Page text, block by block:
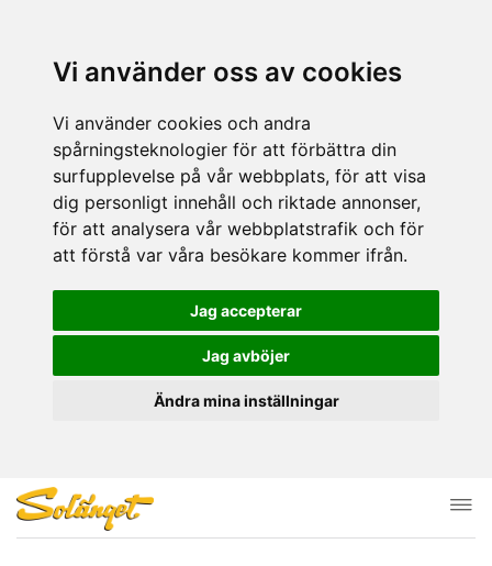
Vi använder oss av cookies
Vi använder cookies och andra
spårningsteknologier för att förbättra din
surfupplevelse på vår webbplats, för att visa
dig personligt innehåll och riktade annonser,
för att analysera vår webbplatstrafik och för
att förstå var våra besökare kommer ifrån.
Jag accepterar
Jag avböjer
Ändra mina inställningar